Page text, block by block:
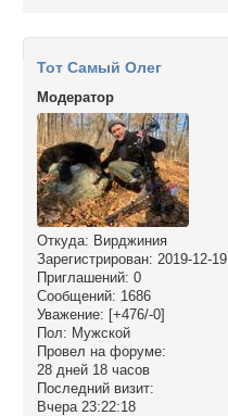
Тот Самый Олег
Модератор
Откуда: Вирджиния
Зарегистрирован: 2019-12-19
Приглашений: 0
Сообщений: 1686
Уважение: [+476/-0]
Пол: Мужской
Провел на форуме:
28 дней 18 часов
Последний визит:
Вчера 23:22:18